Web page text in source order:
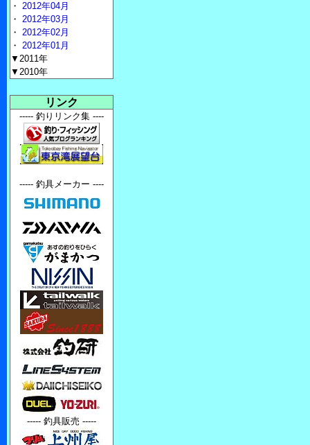
・ 2012年04月
・ 2012年03月
・ 2012年02月
・ 2012年01月
▼2011年
▼2010年
リンク
----- 釣りリンク集 ----
----- 釣具メーカー ----
----- 釣具販売 -----